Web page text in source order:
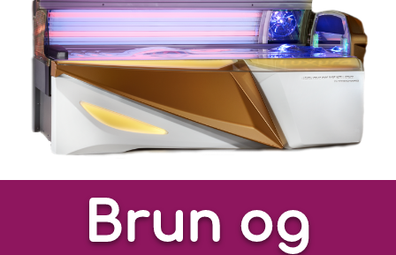
Brun og